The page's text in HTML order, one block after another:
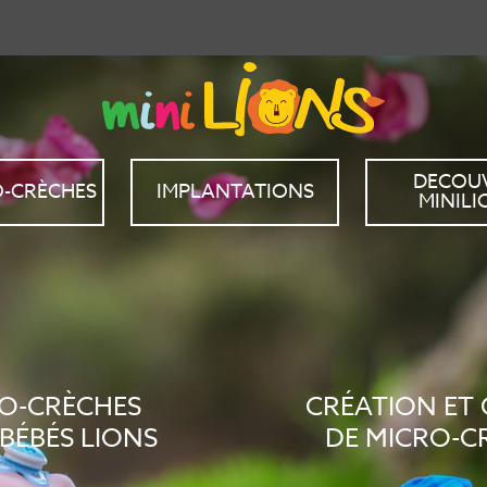
CRÈCHES IMPLANTATIONS
CRÈCHES
LIONS
CRÉATION ET
DE MICRO-